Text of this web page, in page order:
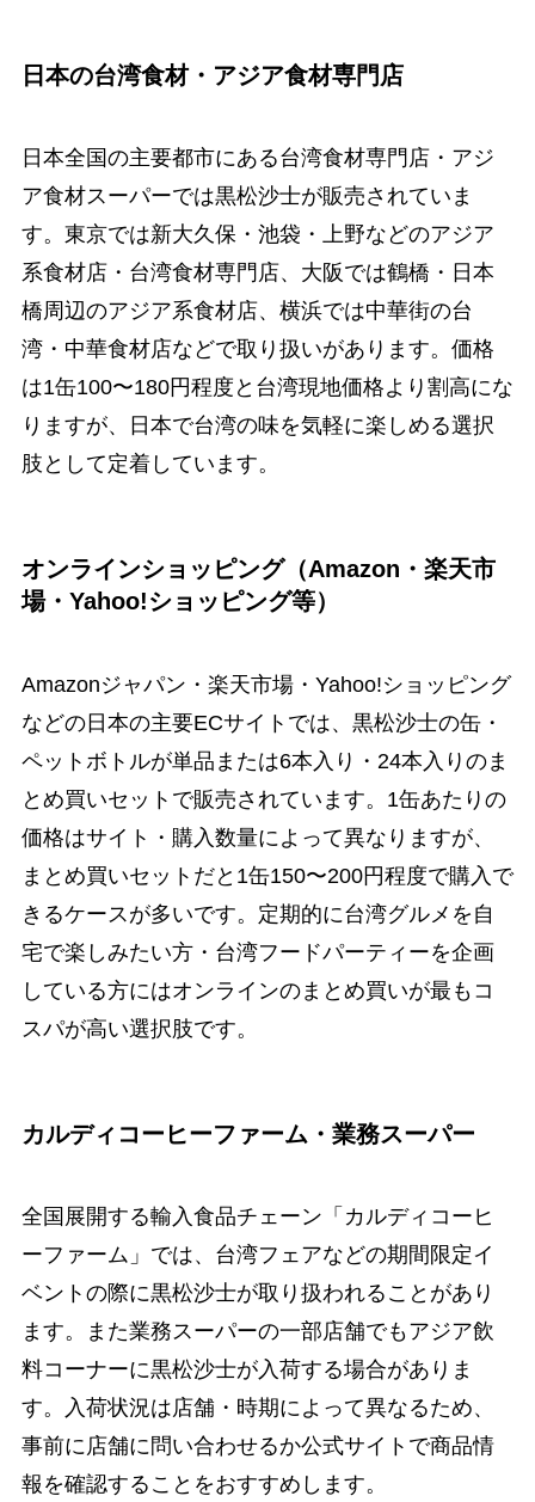
日本の台湾食材・アジア食材専門店
日本全国の主要都市にある台湾食材専門店・アジ
ア食材スーパーでは黒松沙士が販売されていま
す。東京では新大久保・池袋・上野などのアジア
系食材店・台湾食材専門店、大阪では鶴橋・日本
橋周辺のアジア系食材店、横浜では中華街の台
湾・中華食材店などで取り扱いがあります。価格
は1缶100〜180円程度と台湾現地価格より割高にな
りますが、日本で台湾の味を気軽に楽しめる選択
肢として定着しています。
オンラインショッピング（Amazon・楽天市
場・Yahoo!ショッピング等）
Amazonジャパン・楽天市場・Yahoo!ショッピング
などの日本の主要ECサイトでは、黒松沙士の缶・
ペットボトルが単品または6本入り・24本入りのま
とめ買いセットで販売されています。1缶あたりの
価格はサイト・購入数量によって異なりますが、
まとめ買いセットだと1缶150〜200円程度で購入で
きるケースが多いです。定期的に台湾グルメを自
宅で楽しみたい方・台湾フードパーティーを企画
している方にはオンラインのまとめ買いが最もコ
スパが高い選択肢です。
カルディコーヒーファーム・業務スーパー
全国展開する輸入食品チェーン「カルディコーヒ
ーファーム」では、台湾フェアなどの期間限定イ
ベントの際に黒松沙士が取り扱われることがあり
ます。また業務スーパーの一部店舗でもアジア飲
料コーナーに黒松沙士が入荷する場合がありま
す。入荷状況は店舗・時期によって異なるため、
事前に店舗に問い合わせるか公式サイトで商品情
報を確認することをおすすめします。